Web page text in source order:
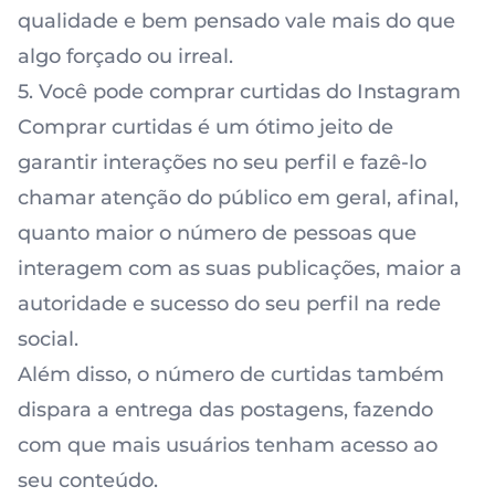
qualidade e bem pensado vale mais do que
algo forçado ou irreal.
5. Você pode comprar curtidas do Instagram
Comprar curtidas é um ótimo jeito de
garantir interações no seu perfil e fazê-lo
chamar atenção do público em geral, afinal,
quanto maior o número de pessoas que
interagem com as suas publicações, maior a
autoridade e sucesso do seu perfil na rede
social.
Além disso, o número de curtidas também
dispara a entrega das postagens, fazendo
com que mais usuários tenham acesso ao
seu conteúdo.